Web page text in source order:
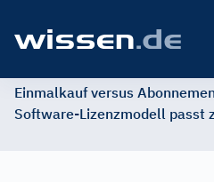
Einmalkauf versus
Software-Lizenzmodell passt